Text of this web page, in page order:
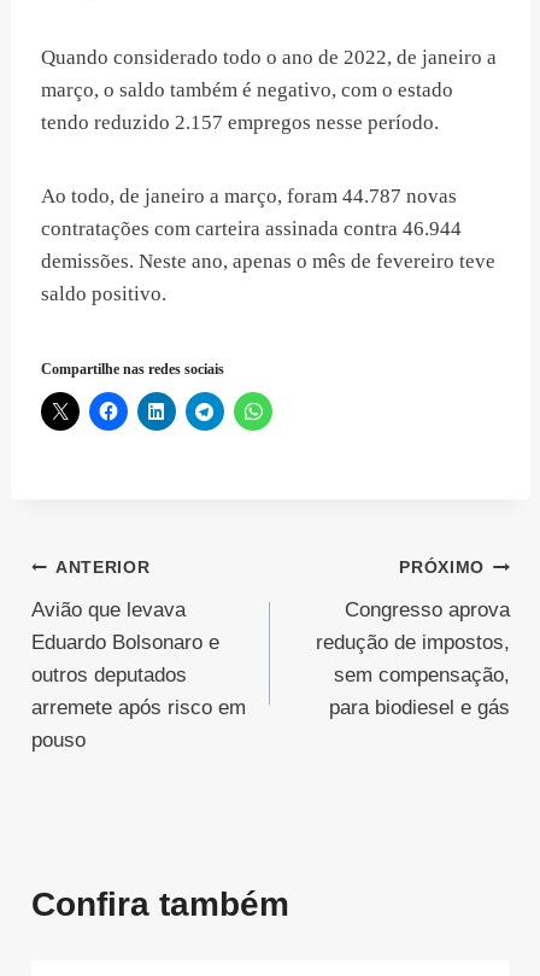
Quando considerado todo o ano de 2022, de janeiro a
março, o saldo também é negativo, com o estado
tendo reduzido 2.157 empregos nesse período.
Ao todo, de janeiro a março, foram 44.787 novas
contratações com carteira assinada contra 46.944
demissões. Neste ano, apenas o mês de fevereiro teve
saldo positivo.
Compartilhe nas redes sociais
Navegação
de
Post
ANTERIOR
Avião que levava
Eduardo Bolsonaro e
outros deputados
arremete após risco em
pouso
PRÓXIMO
Congresso aprova
redução de impostos,
sem compensação,
para biodiesel e gás
Confira também